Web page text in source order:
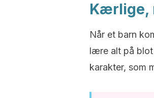
Kærlige,
Når et barn
lære alt på blot
karakter, som